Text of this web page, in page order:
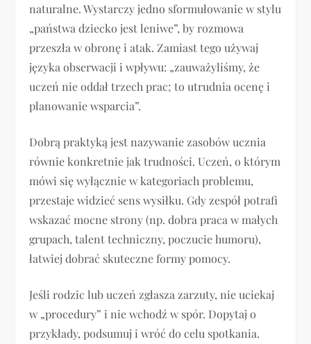
naturalne. Wystarczy jedno sformułowanie w stylu
„państwa dziecko jest leniwe”, by rozmowa
przeszła w obronę i atak. Zamiast tego używaj
języka obserwacji i wpływu: „zauważyliśmy, że
uczeń nie oddał trzech prac; to utrudnia ocenę i
planowanie wsparcia”.
Dobrą praktyką jest nazywanie zasobów ucznia
równie konkretnie jak trudności. Uczeń, o którym
mówi się wyłącznie w kategoriach problemu,
przestaje widzieć sens wysiłku. Gdy zespół potrafi
wskazać mocne strony (np. dobra praca w małych
grupach, talent techniczny, poczucie humoru),
łatwiej dobrać skuteczne formy pomocy.
Jeśli rodzic lub uczeń zgłasza zarzuty, nie uciekaj
w „procedury” i nie wchodź w spór. Dopytaj o
przykłady, podsumuj i wróć do celu spotkania.